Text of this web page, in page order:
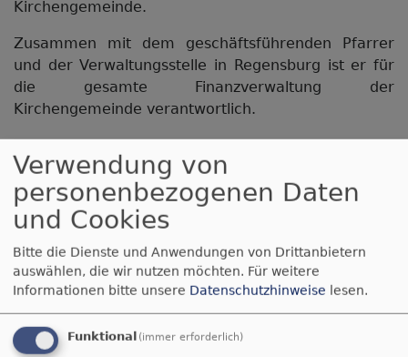
Kirchengemeinde.
Zusammen mit dem geschäftsführenden Pfarrer
und der Verwaltungsstelle in Regensburg ist er für
die gesamte Finanzverwaltung der
Kirchengemeinde verantwortlich.
Bildrechte beim Autor
Verwendung von
personenbezogenen Daten
und Cookies
Bitte die Dienste und Anwendungen von Drittanbietern
auswählen, die wir nutzen möchten. Für weitere
Informationen bitte unsere Datenschutzhinweise lesen.
Funktional (immer erforderlich)